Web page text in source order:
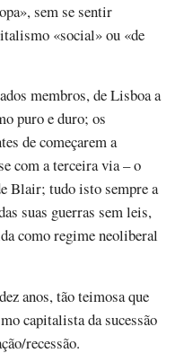
sem se sentir
«social» ou «de
membros, de Lisboa a
puro e duro; os
de começarem a
com a terceira via – o
Blair; tudo isto sempre a
suas guerras sem leis,
como regime neoliberal
anos, tão teimosa que
capitalista da sucessão
recessão.